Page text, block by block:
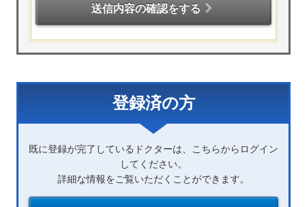
送信内容の確認をする
登録済の方
既に登録が完了しているドクターは、こちらからログイン
してください。
詳細な情報をご覧いただくことができます。